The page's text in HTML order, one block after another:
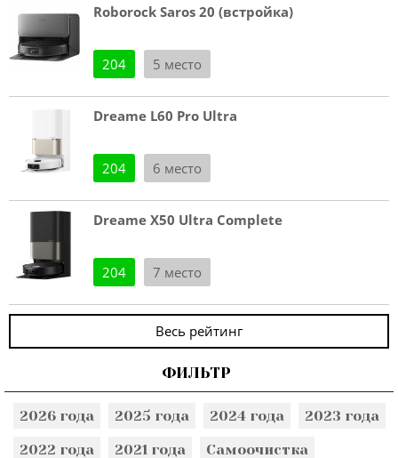
Roborock Saros 20 (встройка)
204 5 место
Dreame L60 Pro Ultra
204 6 место
Dreame X50 Ultra Complete
204 7 место
Весь рейтинг
ФИЛЬТР
2026 года 2025 года 2024 года
2023 года
2022 года
2021 года Самоочистка